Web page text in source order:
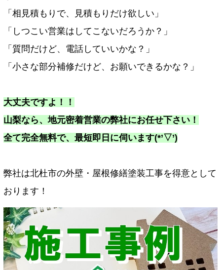
「相見積もりで、見積もりだけ欲しい」
「しつこい営業はしてこないだろうか？」
「質問だけど、電話していいかな？」
「小さな部分補修だけど、お願いできるかな？」
大丈夫ですよ！！
山梨なら、地元密着営業の弊社にお任せ下さい！
全て完全無料で、最短即日に伺います(*’▽’)
弊社は北杜市の外壁・屋根修繕塗装工事を得意として
おります！